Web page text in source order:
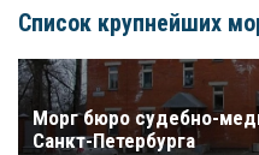
Список крупнейших
Морг бюро судебно-
Санкт-Петербурга